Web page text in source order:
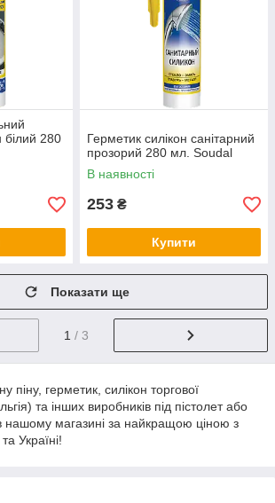
білий 280
Герметик силікон санітарний
прозорий 280 мл. Soudal
В наявності
253 ₴
Купити
Показати ще
1 / 3
піну, герметик, силікон торгової
та інших виробників під пістолет або
нашому магазині за найкращою ціною з
Україні!